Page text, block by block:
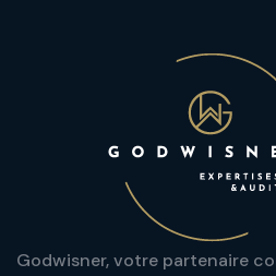
Godwisner, votre partenaire